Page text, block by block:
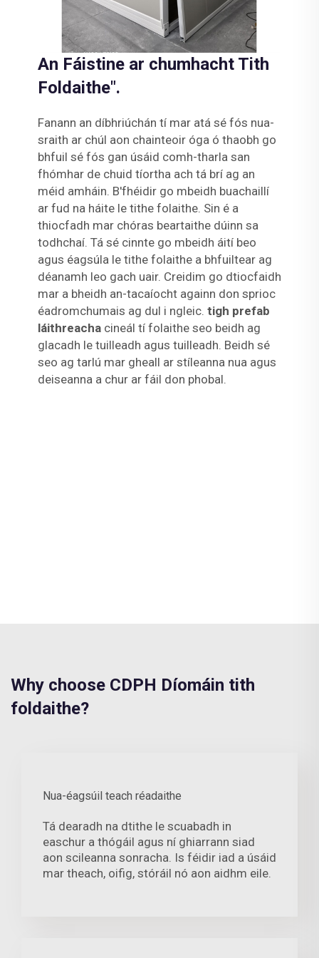
An Fáistine ar chumhacht Tith
Foldaithe".
Fanann an díbhriúchán tí mar atá sé fós nua-
sraith ar chúl aon chainteoir óga ó thaobh go
bhfuil sé fós gan úsáid comh-tharla san
fhómhar de chuid tíortha ach tá brí ag an
méid amháin. B'fhéidir go mbeidh buachaillí
ar fud na háite le tithe folaithe. Sin é a
thiocfadh mar chóras beartaithe dúinn sa
todhchaí. Tá sé cinnte go mbeidh áití beo
agus éagsúla le tithe folaithe a bhfuiltear ag
déanamh leo gach uair. Creidim go dtiocfaidh
mar a bheidh an-tacaíocht againn don sprioc
éadromchumais ag dul i ngleic. tigh prefab
láithreacha cineál tí folaithe seo beidh ag
glacadh le tuilleadh agus tuilleadh. Beidh sé
seo ag tarlú mar gheall ar stíleanna nua agus
deiseanna a chur ar fáil don phobal.
Why choose CDPH Díomáin tith
foldaithe?
Nua-éagsúil teach réadaithe
Tá dearadh na dtithe le scuabadh in
easchur a thógáil agus ní ghiarrann siad
aon scileanna sonracha. Is féidir iad a úsáid
mar theach, oifig, stóráil nó aon aidhm eile.